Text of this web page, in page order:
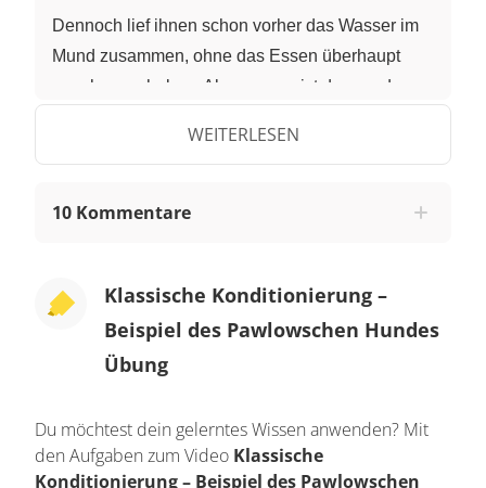
Dennoch lief ihnen schon vorher das Wasser im
Mund zusammen, ohne das Essen überhaupt
gesehen zu haben. Aber warum ist das so, dass
Speichel produzieren? Mit Hilfe der Versuche am
verstehen!
Jahr 1927, dass Hunde mit Speichelfluss
reagieren, wenn sie Futter sehen. Das kann man
sozusagen als freudige Erwartung des Futters
ansehen, denn der Speichelfluss wird für die
Der Forscher stellte bei seinen Studien auch fest,
WEITERLESEN
10 Kommentare
Klassische Konditionierung –
Beispiel des Pawlowschen Hundes
Übung
Du möchtest dein gelerntes Wissen anwenden? Mit
den Aufgaben zum Video Klassische
Konditionierung – Beispiel des Pawlowschen